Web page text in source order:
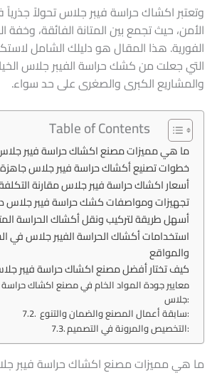
وتعتبر اكشاك حراسة فيبر جلاس تحولاً
الأمن، حيث تجمع بين المتانة الفائقة، وخفة
الفورية. هذا المقال هو دليلك الشامل
التي جعلت من كشك حراسة الفيبر جلاس
والمشاريع الكبرى والصغرى على حد سواء.
Table of Contents
ما هي مميزات مصنع اكشاك حراسة فيبر
خطوات تصنيع أكشاك حراسة فيبر جلاس جاهزة
أسعار اكشاك حراسة فيبر جلاس مقارنة
تجهيزات ومواصفات كشك حراسة فيبر جلاس
أسهل طريقة لتركيب ونقل أكشاك الحراسة
استخدامات أكشاك الحراسة الفيبر جلاس في
والمواقع
كيف تختار أفضل مصنع اكشاك حراسة فيبر
معايير جودة المواد الخام في مصنع اكشاك حراسة
جلاس​:
سابقة أعمال المصنع والضمان والتنوع:
التخصيص والمرونة في التصميم:
ما هي مميزات مصنع اكشاك حراسة فيبر